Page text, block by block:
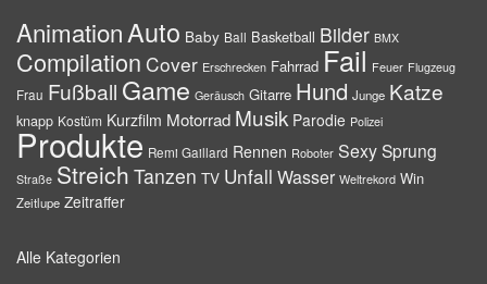
AnimationAuto Baby Ball Basketball Bilder BMX
Compilation Cover Erschrecken Fahrrad Fail Feuer Flugzeug
Frau Fußball Game Geräusch Gitarre Hund Junge Katze
knapp Kostüm Kurzfilm Motorrad Musik Parodie Polizei
Produkte Remi Gaillard Rennen Roboter SexySprung
Straße Streich Tanzen TV Unfall Wasser Weltrekord Win
Zeitlupe Zeitraffer
Alle Kategorien